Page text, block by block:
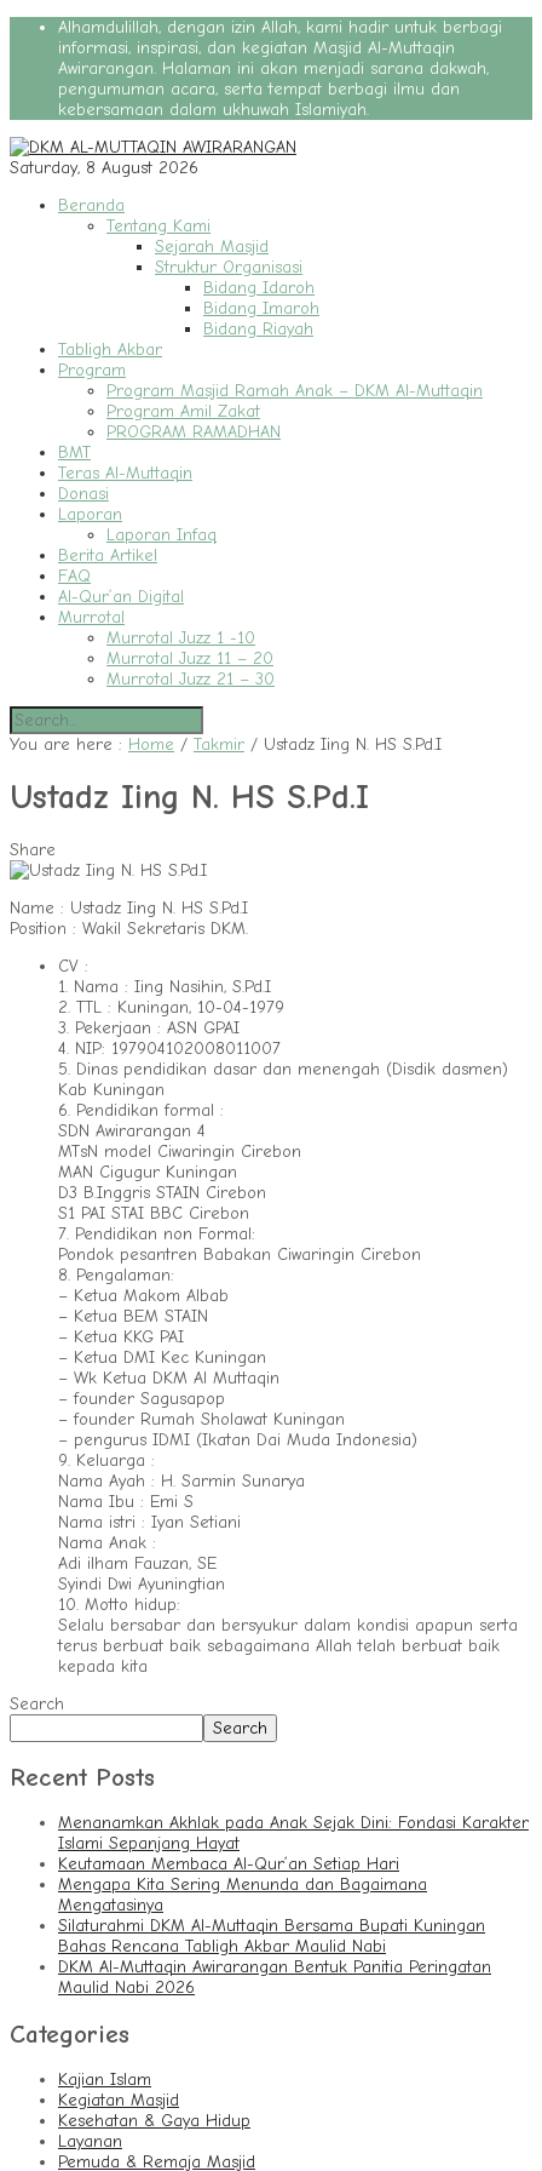
Alhamdulillah, dengan izin Allah, kami hadir untuk berbagi
informasi, inspirasi, dan kegiatan Masjid Al-Muttaqin
Awirarangan. Halaman ini akan menjadi sarana dakwah,
pengumuman acara, serta tempat berbagi ilmu dan
kebersamaan dalam ukhuwah Islamiyah.
Saturday, 8 August 2026
Beranda
Tentang Kami
Sejarah Masjid
Struktur Organisasi
Bidang Idaroh
Bidang Imaroh
Bidang Riayah
Tabligh Akbar
Program
Program Masjid Ramah Anak – DKM Al-Muttaqin
Program Amil Zakat
PROGRAM RAMADHAN
BMT
Teras Al-Muttaqin
Donasi
Laporan
Laporan Infaq
Berita Artikel
FAQ
Al-Qur’an Digital
Murrotal
Murrotal Juzz 1 -10
Murrotal Juzz 11 – 20
Murrotal Juzz 21 – 30
You are here : Home / Takmir / Ustadz Iing N. HS S.Pd.I
Ustadz Iing N. HS S.Pd.I
Share
Name : Ustadz Iing N. HS S.Pd.I
Position : Wakil Sekretaris DKM.
CV :
1. Nama : Iing Nasihin, S.Pd.I
2. TTL : Kuningan, 10-04-1979
3. Pekerjaan : ASN GPAI
4. NIP: 197904102008011007
5. Dinas pendidikan dasar dan menengah (Disdik dasmen)
Kab Kuningan
6. Pendidikan formal :
SDN Awirarangan 4
MTsN model Ciwaringin Cirebon
MAN Cigugur Kuningan
D3 B.Inggris STAIN Cirebon
S1 PAI STAI BBC Cirebon
7. Pendidikan non Formal:
Pondok pesantren Babakan Ciwaringin Cirebon
8. Pengalaman:
– Ketua Makom Albab
– Ketua BEM STAIN
– Ketua KKG PAI
– Ketua DMI Kec Kuningan
– Wk Ketua DKM Al Muttaqin
– founder Sagusapop
– founder Rumah Sholawat Kuningan
– pengurus IDMI (Ikatan Dai Muda Indonesia)
9. Keluarga :
Nama Ayah : H. Sarmin Sunarya
Nama Ibu : Emi S
Nama istri : Iyan Setiani
Nama Anak :
Adi ilham Fauzan, SE
Syindi Dwi Ayuningtian
10. Motto hidup:
Selalu bersabar dan bersyukur dalam kondisi apapun serta
terus berbuat baik sebagaimana Allah telah berbuat baik
kepada kita
Search
Search
Recent Posts
Menanamkan Akhlak pada Anak Sejak Dini: Fondasi Karakter
Islami Sepanjang Hayat
Keutamaan Membaca Al-Qur’an Setiap Hari
Mengapa Kita Sering Menunda dan Bagaimana
Mengatasinya
Silaturahmi DKM Al-Muttaqin Bersama Bupati Kuningan
Bahas Rencana Tabligh Akbar Maulid Nabi
DKM Al-Muttaqin Awirarangan Bentuk Panitia Peringatan
Maulid Nabi 2026
Categories
Kajian Islam
Kegiatan Masjid
Kesehatan & Gaya Hidup
Layanan
Pemuda & Remaja Masjid